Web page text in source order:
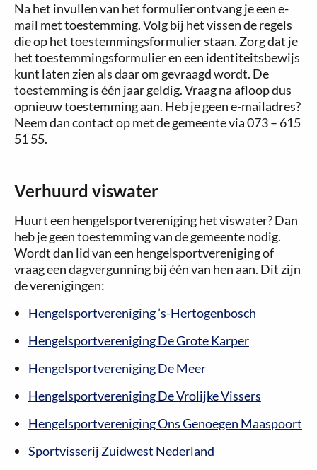
Na het invullen van het formulier ontvang je een e-
mail met toestemming. Volg bij het vissen de regels
die op het toestemmingsformulier staan. Zorg dat je
het toestemmingsformulier en een identiteitsbewijs
kunt laten zien als daar om gevraagd wordt. De
toestemming is één jaar geldig. Vraag na afloop dus
opnieuw toestemming aan. Heb je geen e-mailadres?
Neem dan contact op met de gemeente via 073 – 615
51 55.
Verhuurd viswater
Huurt een hengelsportvereniging het viswater? Dan
heb je geen toestemming van de gemeente nodig.
Wordt dan lid van een hengelsportvereniging of
vraag een dagvergunning bij één van hen aan. Dit zijn
de verenigingen:
Hengelsportvereniging ’s-Hertogenbosch
Hengelsportvereniging De Grote Karper
Hengelsportvereniging De Meer
Hengelsportvereniging De Vrolijke Vissers
Hengelsportvereniging Ons Genoegen Maaspoort
Sportvisserij Zuidwest Nederland